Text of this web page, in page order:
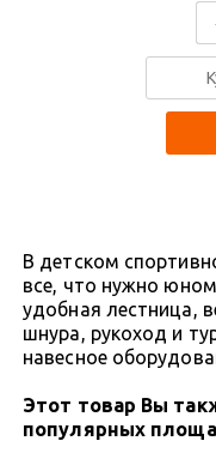
В детском
все, что нужно
удобная лестница,
шнура, рукоход и
навесное
Этот товар Вы
популярных